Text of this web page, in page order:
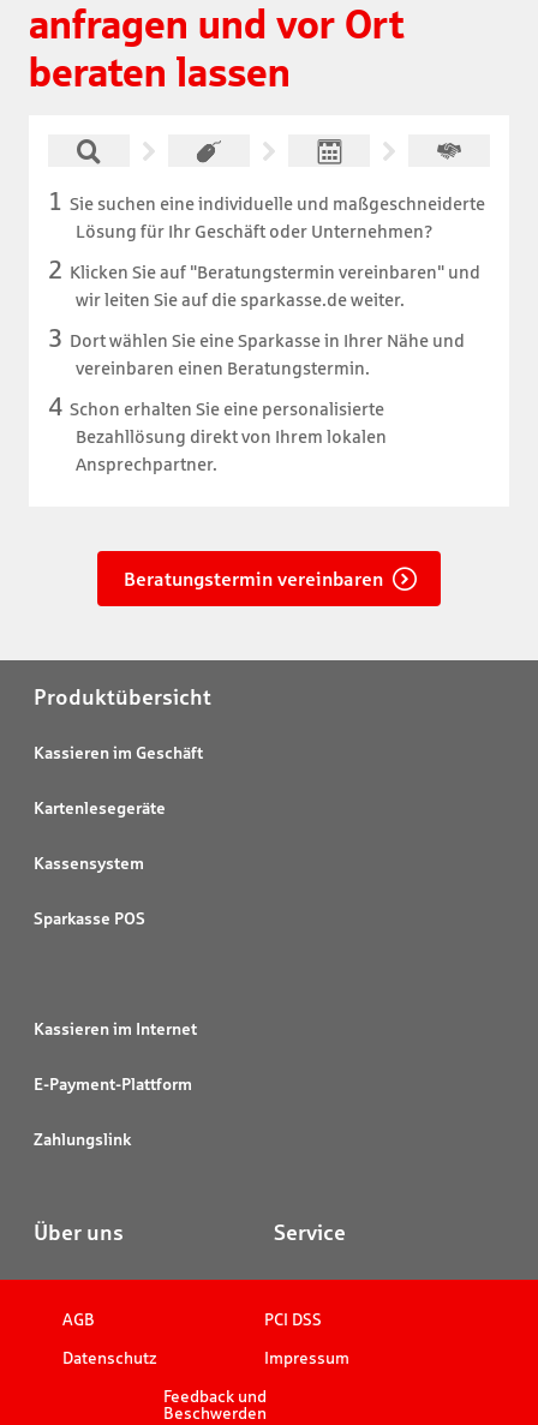
anfragen und vor Ort
beraten lassen
Sie suchen eine individuelle und maßgeschneiderte
Lösung für Ihr Geschäft oder Unternehmen?
Klicken Sie auf "Beratungstermin vereinbaren" und
wir leiten Sie auf die sparkasse.de weiter.
Dort wählen Sie eine Sparkasse in Ihrer Nähe und
vereinbaren einen Beratungstermin.
Schon erhalten Sie eine personalisierte
Bezahllösung direkt von Ihrem lokalen
Ansprechpartner.
Beratungstermin vereinbaren
Produktübersicht
Kassieren im Geschäft
Kartenlesegeräte
Kassensystem
Sparkasse POS
Kassieren im Internet
E-Payment-Plattform
Zahlungslink
Über uns Service
AGB
PCI DSS
Datenschutz
Impressum
Feedback und
Beschwerden